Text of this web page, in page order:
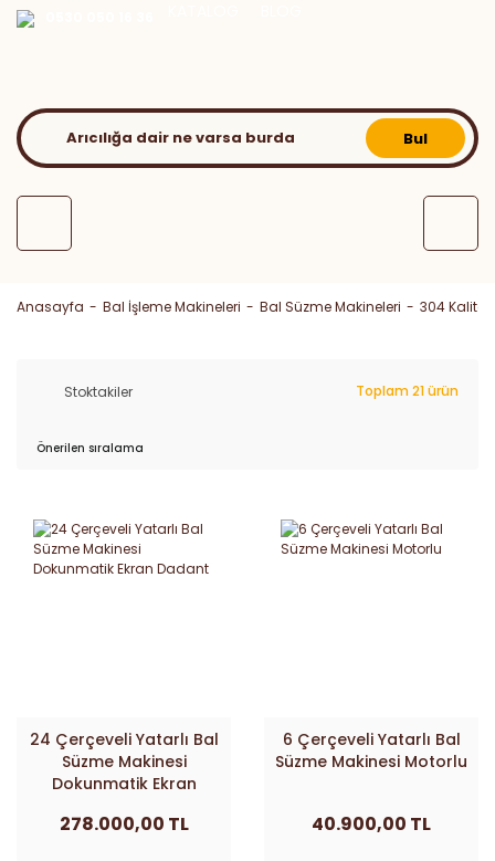
Bul
Anasayfa Bal İşleme Makineleri Bal Süzme Makineleri 304 Kalite
Stoktakiler Toplam 21 ürün
24 Çerçeveli Yatarlı Bal
Süzme Makinesi
Dokunmatik Ekran
278.000,00 TL
6 Çerçeveli Yatarlı Bal
Süzme Makinesi Motorlu
40.900,00 TL